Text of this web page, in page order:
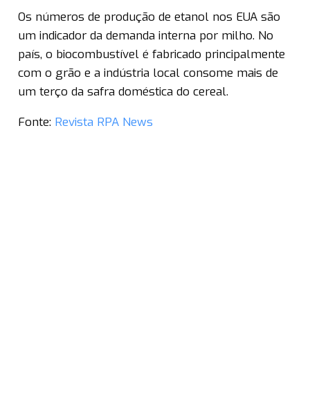
Os números de produção de etanol nos EUA são
um indicador da demanda interna por milho. No
país, o biocombustível é fabricado principalmente
com o grão e a indústria local consome mais de
um terço da safra doméstica do cereal.
Fonte: Revista RPA News